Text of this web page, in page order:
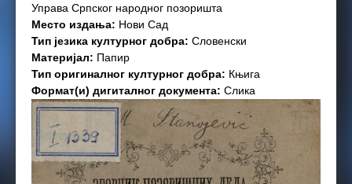
Управа Српског народног позоришта
Место издања: Нови Сад
Тип језика културног добра: Словенски
Материјал: Папир
Тип оригиналног културног добра: Књига
Формат(и) дигиталног документа: Слика